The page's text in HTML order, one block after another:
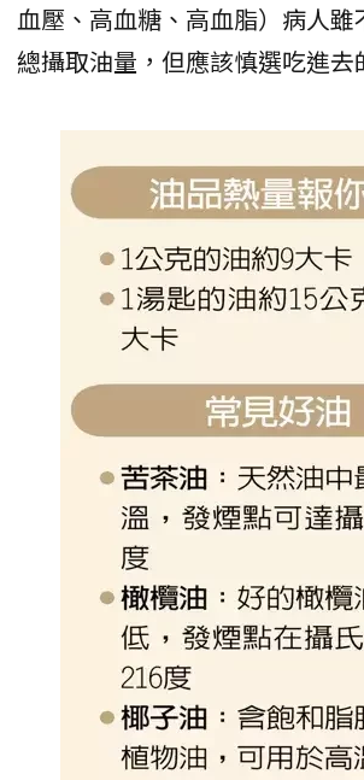
血壓、高血糖、高血脂）病人雖
總攝取油量，但應該慎選吃進去